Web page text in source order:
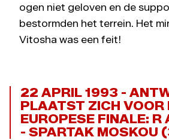
ogen niet geloven en de
bestormden het terrein. Het
Vitosha was een feit!
22 APRIL 1993 -
PLAATST ZICH VOOR
EUROPESE FINALE: R
- SPARTAK MOSKOU